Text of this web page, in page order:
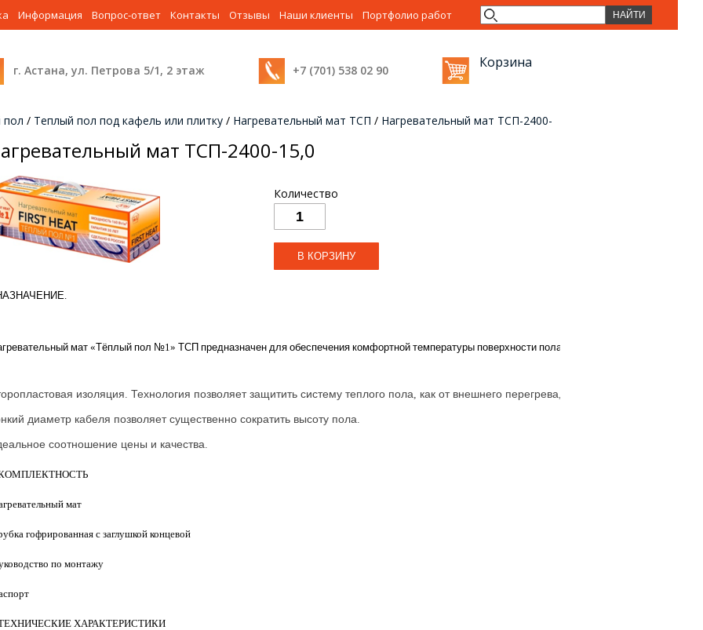
Информация Вопрос-ответ Контакты Отзывы Наши клиенты Портфолио работ
г. Астана, ул. Петрова 5/1, 2 этаж +7 (701) 538 02 90 Корзина
пол / Теплый пол под кафель или плитку / Нагревательный мат ТСП / Нагревательный мат ТСП-2400-
мат ТСП-2400-15,0
Количество
.
мат «Тёплый пол №1» ТСП предназначен для обеспечения комфортной температуры поверхности пола
изоляция. Технология позволяет защитить систему теплого пола, как от внешнего перегрева,
диаметр кабеля позволяет существенно сократить высоту пола.
соотношение цены и качества.
мат
гофрированная с заглушкой концевой
по монтажу
ХАРАКТЕРИСТИКИ